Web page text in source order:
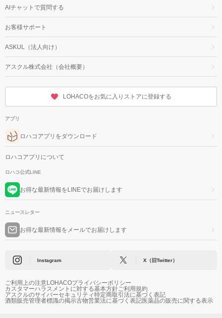
AIチャットで質問する
お客様サポート
ASKUL（法人向け）
アスクル株式会社（会社概要）
LOHACOをお気に入りストアに登録する
アプリ
ロハコアプリをダウンロード
ロハコアプリについて
ロハコ公式LINE
お得な最新情報をLINEでお届けします
ニュースレター
お得な最新情報をメールでお届けします
Instagram X（旧Twitter）
ご利用上の注意LOHACOプライバシーポリシー
カスタマーハラスメントに対する基本方針ご利用規約
アスクルのサイバーセキュリティ特定商取引法に基づく表記
酒類販売管理者標識の掲示古物営業法に基づく表記医薬品の販売に関する表示